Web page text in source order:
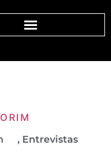
, Entrevistas